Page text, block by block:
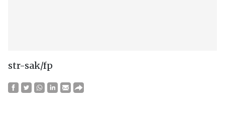
str-sak/fp